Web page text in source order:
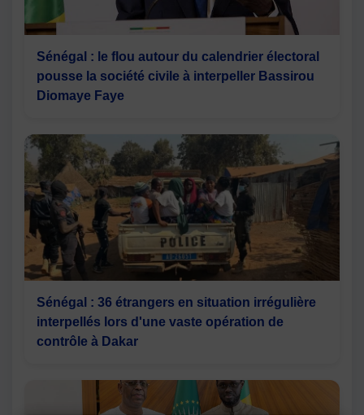
Sénégal : le flou autour du calendrier électoral
pousse la société civile à interpeller Bassirou
Diomaye Faye
Sénégal : 36 étrangers en situation irrégulière
interpellés lors d'une vaste opération de
contrôle à Dakar